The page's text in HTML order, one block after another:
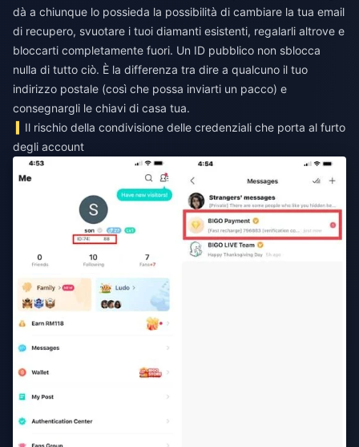
dà a chiunque lo possieda la possibilità di cambiare la tua email
di recupero, svuotare i tuoi diamanti esistenti, regalarli altrove e
bloccarti completamente fuori. Un ID pubblico non sblocca
nulla di tutto ciò. È la differenza tra dire a qualcuno il tuo
indirizzo postale (così che possa inviarti un pacco) e
consegnargli le chiavi di casa tua.
Il rischio della condivisione delle credenziali che porta al furto
degli account